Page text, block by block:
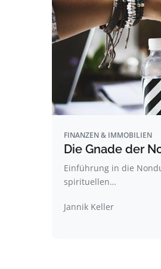
FINANZEN & IMMOBILIEN
Die Gnade der
Einführung in die
spirituellen…
Jannik Keller